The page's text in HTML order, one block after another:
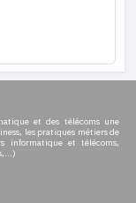
et des télécoms une
les pratiques métiers de
informatique et télécoms,